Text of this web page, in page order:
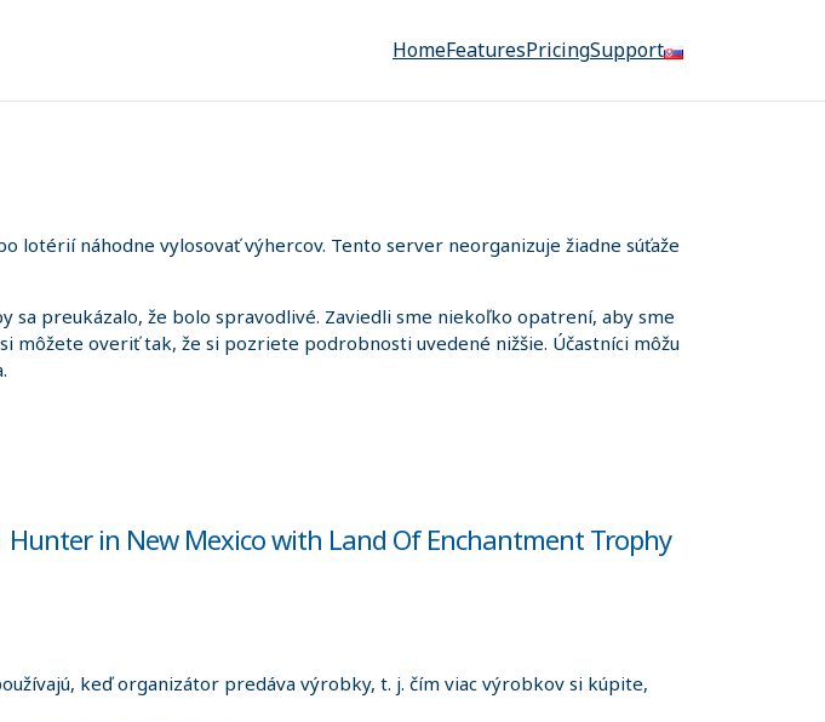
HomeFeaturesPricingSupport
lotérií náhodne vylosovať výhercov. Tento server neorganizuje žiadne súťaže
preukázalo, že bolo spravodlivé. Zaviedli sme niekoľko opatrení, aby sme
overiť tak, že si pozriete podrobnosti uvedené nižšie. Účastníci môžu
in New Mexico with Land Of Enchantment Trophy
keď organizátor predáva výrobky, t. j. čím viac výrobkov si kúpite,